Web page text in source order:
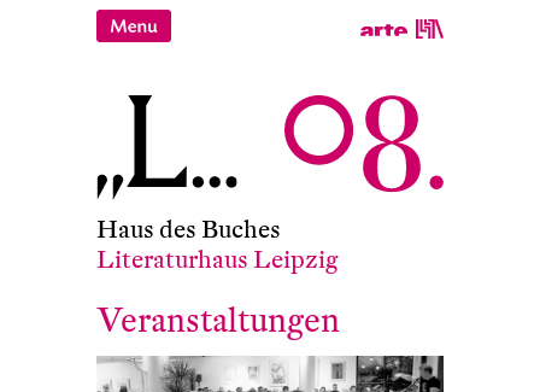
Haus des Buches
Literaturhaus Leipzig
Veranstaltungen